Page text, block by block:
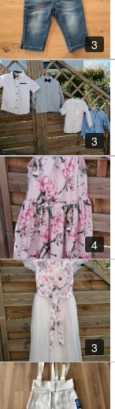
3
3
4
3